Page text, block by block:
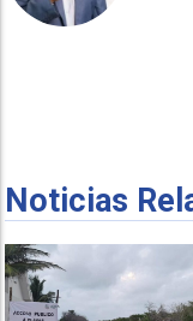
Noticias